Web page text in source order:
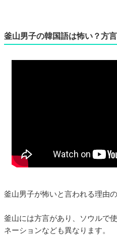
釜山男子の韓国語は怖い？方
釜山男子が怖いと言われる理由
釜山には方言があり、ソウルで
ネーションなども異なります。